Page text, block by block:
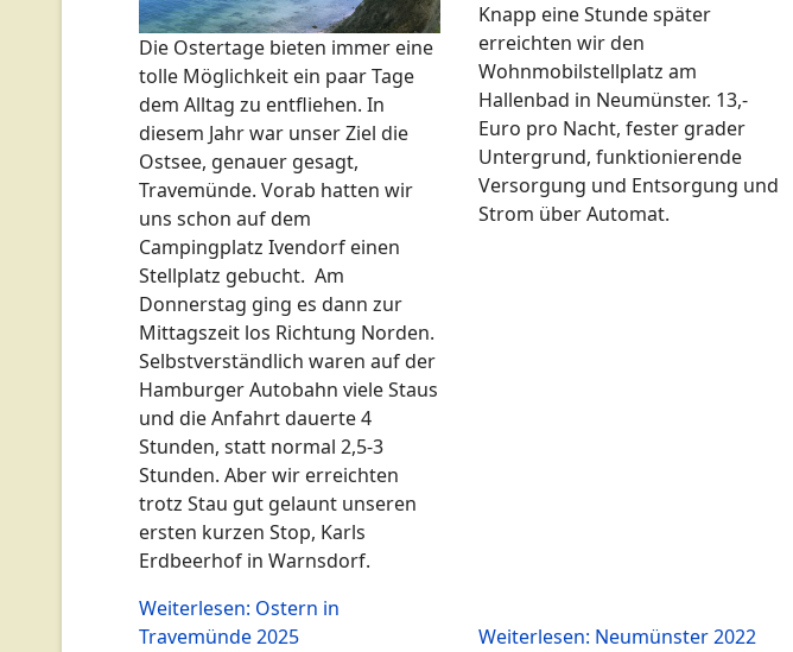
Die Ostertage bieten immer eine
tolle Möglichkeit ein paar Tage
dem Alltag zu entfliehen. In
diesem Jahr war unser Ziel die
Ostsee, genauer gesagt,
Travemünde. Vorab hatten wir
uns schon auf dem
Campingplatz Ivendorf einen
Stellplatz gebucht. Am
Donnerstag ging es dann zur
Mittagszeit los Richtung Norden.
Selbstverständlich waren auf der
Hamburger Autobahn viele Staus
und die Anfahrt dauerte 4
Stunden, statt normal 2,5-3
Stunden. Aber wir erreichten
trotz Stau gut gelaunt unseren
ersten kurzen Stop, Karls
Erdbeerhof in Warnsdorf.
Weiterlesen: Ostern in
Travemünde 2025
Knapp eine Stunde später
erreichten wir den
Wohnmobilstellplatz am
Hallenbad in Neumünster. 13,-
Euro pro Nacht, fester grader
Untergrund, funktionierende
Versorgung und Entsorgung und
Strom über Automat.
Weiterlesen: Neumünster 2022